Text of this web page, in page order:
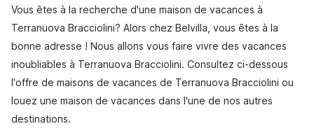
Vous êtes à la recherche d'une maison de vacances à
Terranuova Bracciolini? Alors chez Belvilla, vous êtes à la
bonne adresse ! Nous allons vous faire vivre des vacances
inoubliables à Terranuova Bracciolini. Consultez ci-dessous
l'offre de maisons de vacances de Terranuova Bracciolini ou
louez une maison de vacances dans l'une de nos autres
destinations.